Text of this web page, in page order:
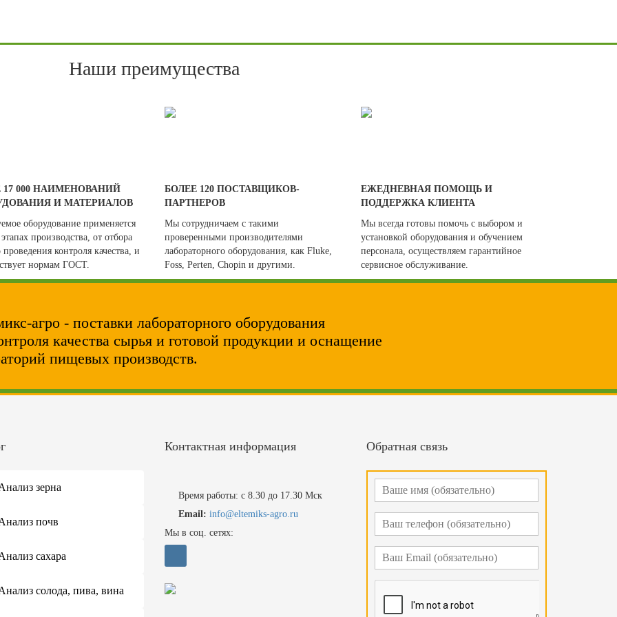
Наши преимущества
17 000 НАИМЕНОВАНИЙ
И МАТЕРИАЛОВ
оборудование применяется
производства, от отбора
контроля качества, и
нормам ГОСТ.
БОЛЕЕ 120 ПОСТАВЩИКОВ-
ПАРТНЕРОВ
Мы сотрудничаем с такими
проверенными производителями
лабораторного оборудования, как Fluke,
Foss, Perten, Chopin и другими.
ЕЖЕДНЕВНАЯ ПОМОЩЬ И
ПОДДЕРЖКА КЛИЕНТА
Мы всегда готовы помочь с выбором и
установкой оборудования и обучением
персонала, осуществляем гарантийное
сервисное обслуживание.
агро - поставки лабораторного оборудования
качества сырья и готовой продукции и оснащение
пищевых производств.
зерна
почв
сахара
солода, пива, вина
Контактная информация
Время работы: с 8.30 до 17.30 Мск
Email: info@eltemiks-agro.ru
Мы в соц. сетях:
Обратная связь